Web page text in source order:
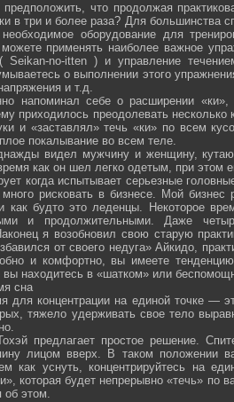
что продолжая
в три и более раза? Для большинства
оборудование для
применять наиболее важное
Seikan-­no-­itten ) и управление
о выполнении этого
и т.д.
напоминал себе о расширении
приходилось преодолевать несколько
и «заставлял» течь «ки» по всем
покалывание во всем теле.
видел мужчину и женщину,
как он шел легко одетым, при этом
когда испытывает серьезные
рисковать в бизнесе. Мой бизнес
как будто это леденцы. Некоторое
и продолжительными. Даже
я возобновил свою старую
от своего недуга» Айкидо,
и комфортно, вы имеете
вы находитесь в «шатком» или
сна
для концентрации на единой точке —
тяжело удерживать свое тело
предлагает простое решение.
лицом вверх. В таком положении
как уснуть, концентрируйтесь на
которая будет непрерывно «течь»
об этом.